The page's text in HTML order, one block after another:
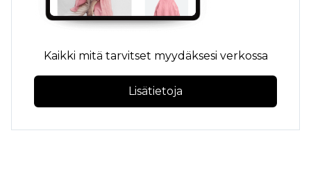
Kaikki mitä tarvitset myydäksesi verkossa
Lisätietoja